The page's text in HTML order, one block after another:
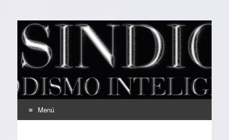
EL SINDICAL
Periodismo Inteligente
Menú